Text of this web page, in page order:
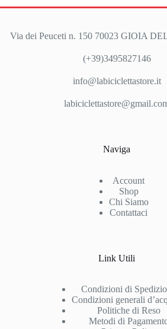
Via dei Peuceti n. 150 70023 GIOIA
(+39)3495827146
info@labiciclettastore.it
Naviga
Account
Shop
Chi Siamo
Contattaci
Link Utili
Condizioni di
Condizioni generali
Politiche di Reso
Metodi di